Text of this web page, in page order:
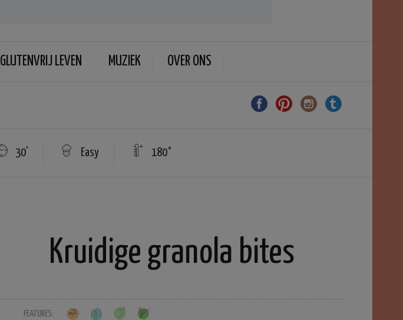
GLUTENVRIJ LEVEN MUZIEK OVER ONS
30' Easy 180°
Kruidige granola bites
FEATURES: